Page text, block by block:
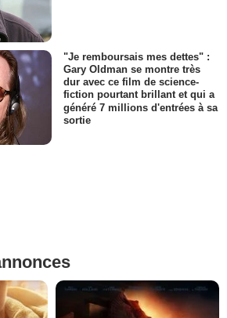
"Je remboursais mes dettes" :
Gary Oldman se montre très
dur avec ce film de science-
fiction pourtant brillant et qui a
généré 7 millions d'entrées à sa
sortie